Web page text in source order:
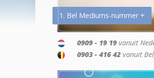
1. Bel Mediums-nummer +
0909 - 19 19 vanuit
0903 - 416 42 vanuit